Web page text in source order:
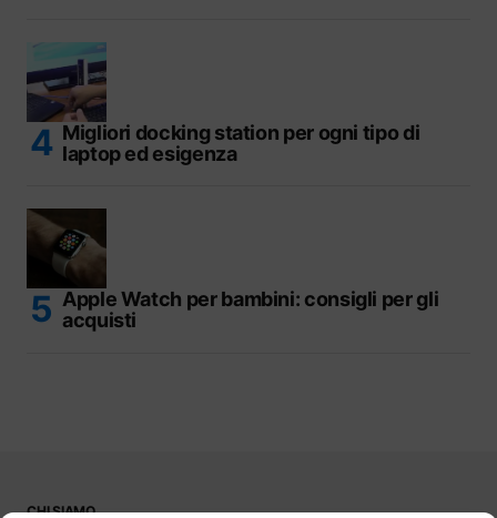
Migliori docking station per ogni tipo di
laptop ed esigenza
Apple Watch per bambini: consigli per gli
acquisti
CHI SIAMO